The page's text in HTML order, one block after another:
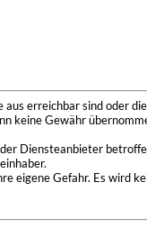
erreichbar sind oder
keine Gewähr
Diensteanbieter
eigene Gefahr. Es wird